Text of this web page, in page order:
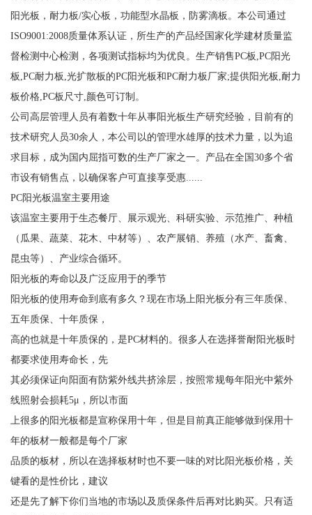
阳光板，耐力板/实心板，功能型水晶板，防雾滴板。本公司通过
ISO9001:2008质量体系认证，所生产的产品经国家化学建材质量监
督检测中心检测，各项测试指标均为优良。生产销售PC板,PC阳光
板,PC耐力板,光扩散板的PC阳光板和PC耐力板厂家;提供阳光板,耐力
板价格,PC板尺寸,颜色可订制。
公司高层管理人员有着数十年从事阳光板生产研究经验，目前有的
技术研究人员30余人，本公司以的管理水雄厚的技术力量，以为追
求目标，成为国内屈指可数的生产厂家之一。产品在全国30多个省
市设有销售点，以确保客户可直接享受惠......
PC阳光板温室主要用途
该温室主要用于生态餐厅、展示观光、科研实验、示范推广、种植
（瓜果、蔬菜、花木、中材等）、农产展销、养殖（水产、畜禽、
昆虫等）、产业综合循环。
阳光板的寿命以及广泛应用于的季节
阳光板的使用寿命到底有多久？现在市场上阳光板分有三年质保、
五年质保、十年质保，
高的也就是十年质保的，是PC材料的。很多人在选择誉耐阳光板时
都要求使用寿命长，先
其必须保证向阳面有防紫外线共挤涂层，按照常规每年阳光中紫外
线照射会损耗5μ，所以市面
上很多的阳光板都是宣称保用十年，但是目前真正能够做到保用十
年的板材一般都是每个厂家
品质的板材，所以在选择板材时也不要一味的对比阳光板价格，关
键看的是性价比，建议
还是先了解下你们当地的市场以及质保条件后再对比购买。只有适